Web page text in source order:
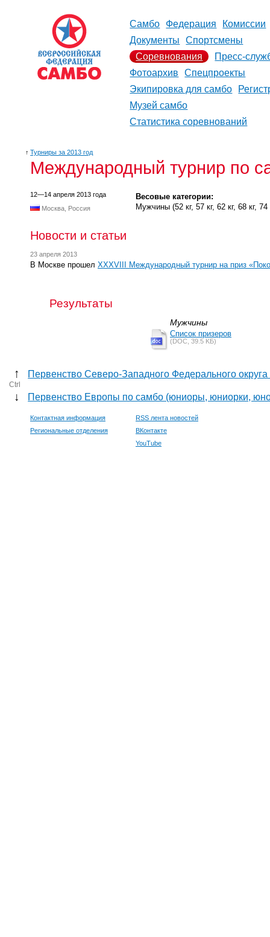
Самбо Федерация
Комиссии
Документы
Спортсмены
Соревнования
Пресс-
Фотоархив
Спецпроекты
Экипировка для самбо
Музей самбо
Статистика соревнований
↑ Турниры за 2013 год
Международный турнир по
12—14 апреля 2013 года
Москва, Россия
Весовые категории:
Мужчины (52 кг, 57 кг, 62 кг, 68 кг, 74
Новости и статьи
23 апреля 2013
В Москве прошел XXXVIII Международный турнир на приз
Результаты
Мужчины
Список призеров
(DOC, 39.5 KБ)
↑ Первенство Северо-Западного Федерального
Ctrl
↓ Первенство Европы по самбо (юниоры, юниорки,
Контактная информация
Региональные отделения
RSS лента новостей
ВКонтакте
YouTube